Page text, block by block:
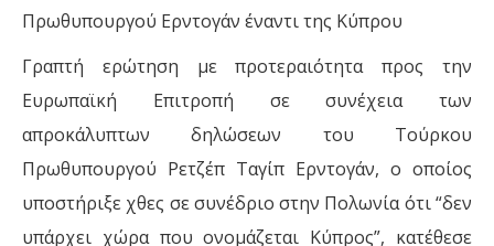
Πρωθυπουργού Ερντογάν έναντι της Κύπρου
Γραπτή ερώτηση με προτεραιότητα προς την
Ευρωπαϊκή Επιτροπή σε συνέχεια των
απροκάλυπτων δηλώσεων του Τούρκου
Πρωθυπουργού Ρετζέπ Ταγίπ Ερντογάν, ο οποίος
υποστήριξε χθες σε συνέδριο στην Πολωνία ότι “δεν
υπάρχει χώρα που ονομάζεται Κύπρος”, κατέθεσε